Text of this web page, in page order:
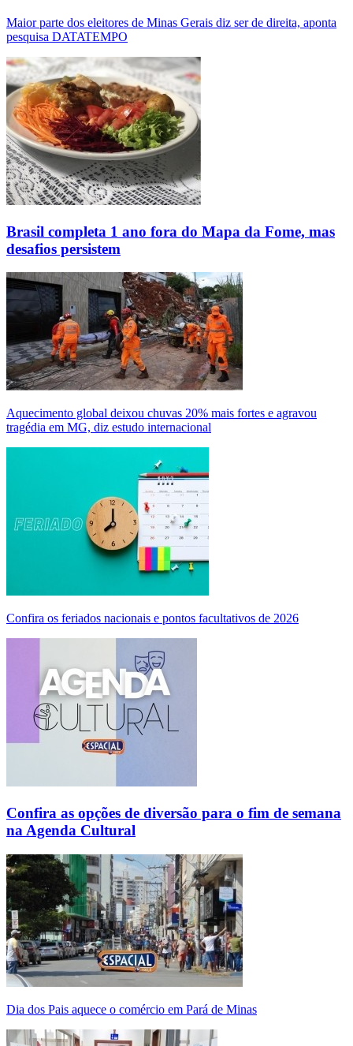
Maior parte dos eleitores de Minas Gerais diz ser de direita, aponta
pesquisa DATATEMPO
Brasil completa 1 ano fora do Mapa da Fome, mas
desafios persistem
Aquecimento global deixou chuvas 20% mais fortes e agravou
tragédia em MG, diz estudo internacional
Confira os feriados nacionais e pontos facultativos de 2026
Confira as opções de diversão para o fim de semana
na Agenda Cultural
Dia dos Pais aquece o comércio em Pará de Minas